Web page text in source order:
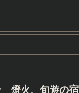
燈火、旬遊の宿